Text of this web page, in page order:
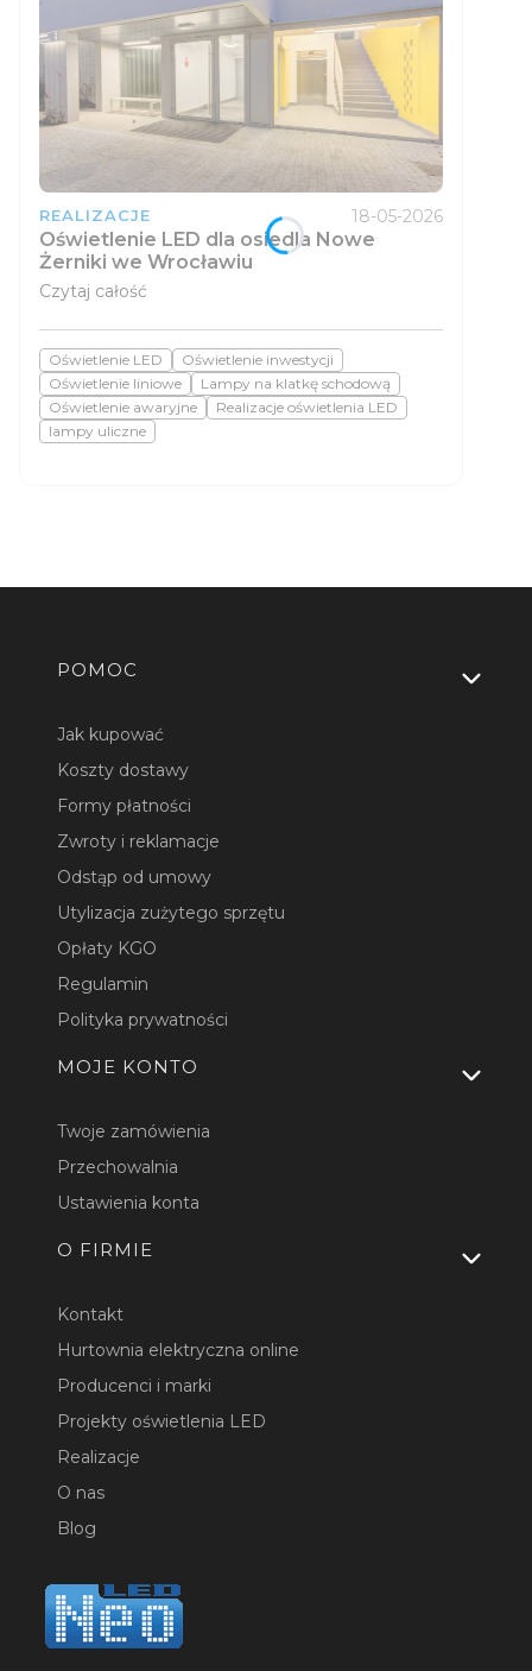
REALIZACJE 18-05-2026
Oświetlenie LED dla osiedla Nowe
Żerniki we Wrocławiu
Czytaj całość
Oświetlenie LED
Oświetlenie inwestycji
Oświetlenie liniowe
Lampy na klatkę schodową
Oświetlenie awaryjne
Realizacje oświetlenia LED
lampy uliczne
Linki w stopce
POMOC
Jak kupować
Koszty dostawy
Formy płatności
Zwroty i reklamacje
Odstąp od umowy
Utylizacja zużytego sprzętu
Opłaty KGO
Regulamin
Polityka prywatności
MOJE KONTO
Twoje zamówienia
Przechowalnia
Ustawienia konta
O FIRMIE
Kontakt
Hurtownia elektryczna online
Producenci i marki
Projekty oświetlenia LED
Realizacje
O nas
Blog